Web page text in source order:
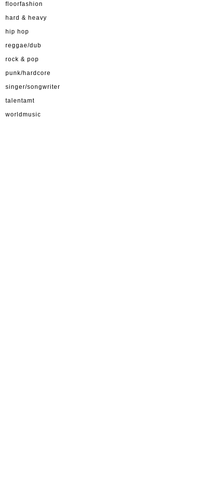
floorfashion
hard & heavy
hip hop
reggae/dub
rock & pop
punk/hardcore
singer/songwriter
talentamt
worldmusic